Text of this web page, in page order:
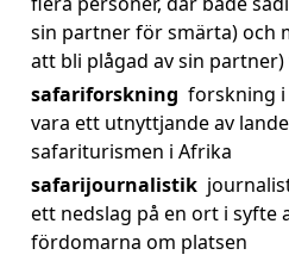
sin partner för smärta) och
att bli plågad av sin
safariforskning forskning i
vara ett utnyttjande av
safariturismen i Afrika
safarijournalistik
ett nedslag på en ort i syfte
fördomarna om platsen